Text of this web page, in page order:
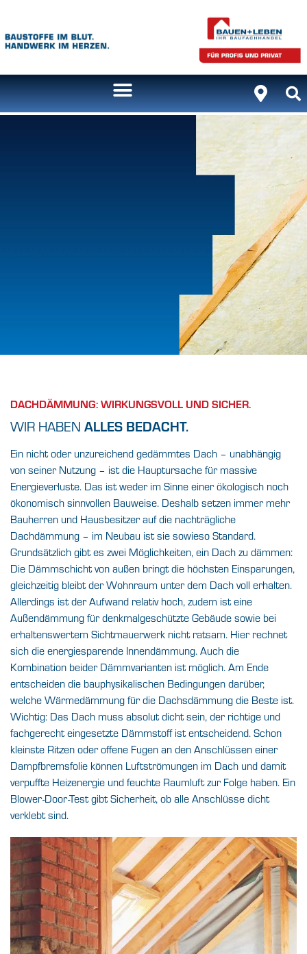
FÄNGT BEI UNS
GANZ OBEN AN.
Bei der Dachdämmung hängt die Messlatte
hoch Schließlich.
wollen Sie spürbare Effekte und keine
bloßen Versprechen.
FINDEN SIE IHREN BAUFACHHANDEL VOR
ORT
DACHDÄMMUNG: WIRKUNGSVOLL UND SICHER.
WIR HABEN ALLES BEDACHT.
Ein nicht oder unzureichend gedämmtes Dach – unabhängig
von seiner Nutzung – ist die Hauptursache für massive
Energieverluste. Das ist weder im Sinne einer ökologisch noch
ökonomisch sinnvollen Bauweise. Deshalb setzen immer mehr
Bauherren und Hausbesitzer auf die nachträgliche
Dachdämmung – im Neubau ist sie sowieso Standard.
Grundsätzlich gibt es zwei Möglichkeiten, ein Dach zu dämmen:
Die Dämmschicht von außen bringt die höchsten Einsparungen,
gleichzeitig bleibt der Wohnraum unter dem Dach voll erhalten.
Allerdings ist der Aufwand relativ hoch, zudem ist eine
Außendämmung für denkmalgeschützte Gebäude sowie bei
erhaltenswertem Sichtmauerwerk nicht ratsam. Hier rechnet
sich die energiesparende Innendämmung. Auch die
Kombination beider Dämmvarianten ist möglich. Am Ende
entscheiden die bauphysikalischen Bedingungen darüber,
welche Wärmedämmung für die Dachsdämmung die Beste ist.
Wichtig: Das Dach muss absolut dicht sein, der richtige und
fachgerecht eingesetzte Dämmstoff ist entscheidend. Schon
kleinste Ritzen oder offene Fugen an den Anschlüssen einer
Dampfbremsfolie können Luftströmungen im Dach und damit
verpuffte Heizenergie und feuchte Raumluft zur Folge haben. Ein
Blower-Door-Test gibt Sicherheit, ob alle Anschlüsse dicht
verklebt sind.